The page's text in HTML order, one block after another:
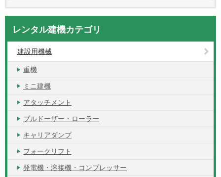
レンタル建機カテゴリ
建設用機械
重機
ミニ建機
アタッチメント
ブルドーザー・ローラー
キャリアダンプ
フォークリフト
発電機・溶接機・コンプレッサー